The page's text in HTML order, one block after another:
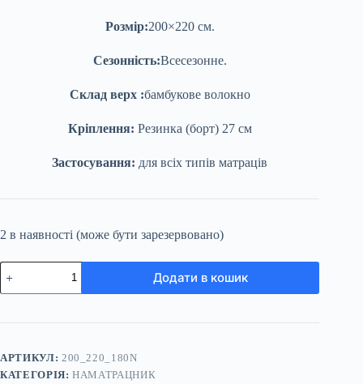
Розмір:200×220 см.
Сезонність:Всесезонне.
Склад верх :бамбукове волокно
Кріплення: Резинка (борт) 27 см
Застосування: для всіх типів матраців
2 в наявності (може бути зарезервовано)
Наматрацник
200*220
білий
200_220_180n
Додати в кошик
АРТИКУЛ: 200_220_180N
КАТЕГОРІЯ:НАМАТРАЦНИК